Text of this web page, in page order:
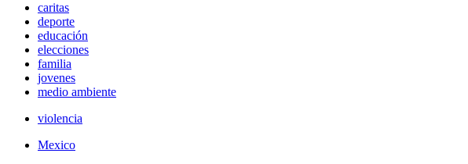
caritas
deporte
educación
elecciones
familia
jovenes
medio ambiente
violencia
Mexico